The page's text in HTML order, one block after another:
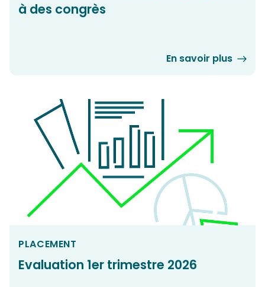
à des congrès
En savoir plus
PLACEMENT
Evaluation 1er trimestre 2026